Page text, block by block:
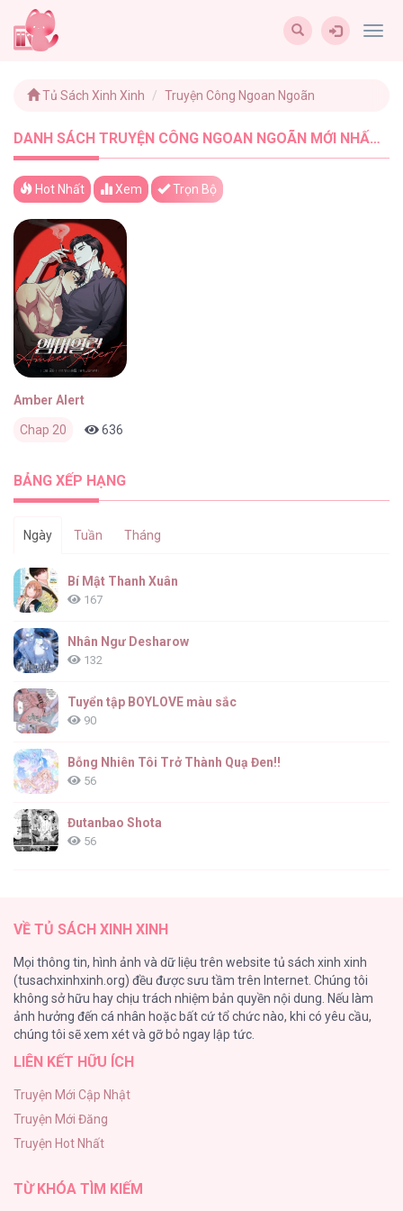
Tủ Sách Xinh Xinh Truyện Công Ngoan Ngoãn
DANH SÁCH TRUYỆN CÔNG NGOAN NGOÃN MỚI NHẤT - TUSACHXINHXINH (1)
Hot Nhất Xem Trọn Bộ
Amber Alert
Chap 20 636
BẢNG XẾP HẠNG
Ngày Tuần Tháng
Bí Mật Thanh Xuân
167
Nhân Ngư Desharow
132
Tuyển tập BOYLOVE màu sắc
90
Bỗng Nhiên Tôi Trở Thành Quạ Đen!!
56
Đutanbao Shota
56
54
Một Đêm Nọ Đột Nhiên Yandere Tới!
51
Cách Khiến Phu Quân Đứng Về Phía Tôi
ONESHOT CHỊCH VỒN CHỊCH VÃ
47
VỀ TỦ SÁCH XINH XINH
Mọi thông tin, hình ảnh và dữ liệu trên website tủ sách xinh xinh
(tusachxinhxinh.org) đều được sưu tầm trên Internet. Chúng tôi
không sở hữu hay chịu trách nhiệm bản quyền nội dung. Nếu làm
ảnh hưởng đến cá nhân hoặc bất cứ tổ chức nào, khi có yêu cầu,
chúng tôi sẽ xem xét và gỡ bỏ ngay lập tức.
LIÊN KẾT HỮU ÍCH
Truyện Mới Cập Nhật
Truyện Mới Đăng
Truyện Hot Nhất
TỪ KHÓA TÌM KIẾM